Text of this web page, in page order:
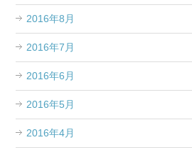
2016年8月
2016年7月
2016年6月
2016年5月
2016年4月